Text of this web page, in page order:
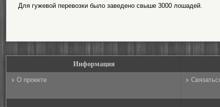
Для гужевой перевозки было заведено свыше 3000 лошадей.
Информация
О проекте